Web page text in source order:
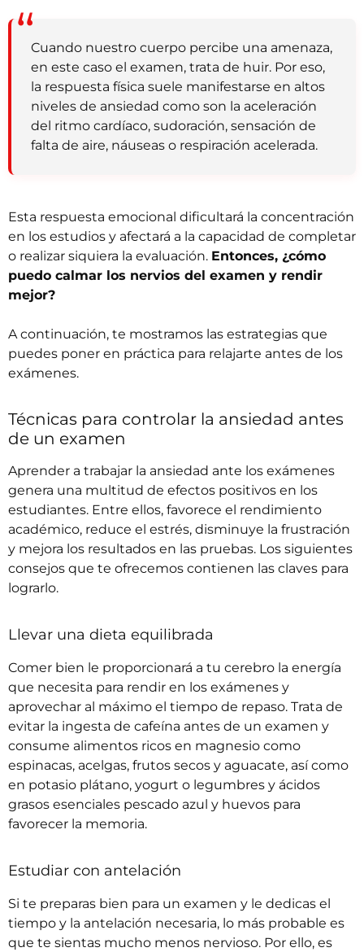
Cuando nuestro cuerpo percibe una amenaza,
en este caso el examen, trata de huir. Por eso,
la respuesta física suele manifestarse en altos
niveles de ansiedad como son la aceleración
del ritmo cardíaco, sudoración, sensación de
falta de aire, náuseas o respiración acelerada.
Esta respuesta emocional dificultará la concentración
en los estudios y afectará a la capacidad de completar
o realizar siquiera la evaluación. Entonces, ¿cómo
puedo calmar los nervios del examen y rendir
mejor?
A continuación, te mostramos las estrategias que
puedes poner en práctica para relajarte antes de los
exámenes.
Técnicas para controlar la ansiedad antes
de un examen
Aprender a trabajar la ansiedad ante los exámenes
genera una multitud de efectos positivos en los
estudiantes. Entre ellos, favorece el rendimiento
académico, reduce el estrés, disminuye la frustración
y mejora los resultados en las pruebas. Los siguientes
consejos que te ofrecemos contienen las claves para
lograrlo.
Llevar una dieta equilibrada
Comer bien le proporcionará a tu cerebro la energía
que necesita para rendir en los exámenes y
aprovechar al máximo el tiempo de repaso. Trata de
evitar la ingesta de cafeína antes de un examen y
consume alimentos ricos en magnesio como
espinacas, acelgas, frutos secos y aguacate, así como
en potasio plátano, yogurt o legumbres y ácidos
grasos esenciales pescado azul y huevos para
favorecer la memoria.
Estudiar con antelación
Si te preparas bien para un examen y le dedicas el
tiempo y la antelación necesaria, lo más probable es
que te sientas mucho menos nervioso. Por ello, es